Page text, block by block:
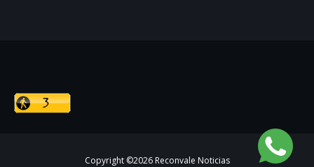
Copyright ©2026 Reconvale Noticias